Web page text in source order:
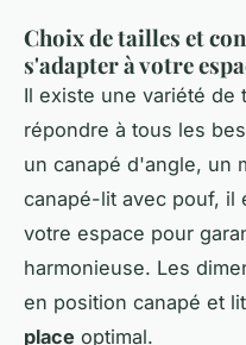
Choix de tailles et
s'adapter à votre
Il existe une variété de
répondre à tous les
un canapé d'angle, un
canapé-lit avec pouf, il
votre espace pour
harmonieuse. Les
en position canapé et
place optimal.